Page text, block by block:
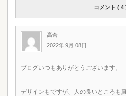
コメント ( 4 )
高倉
2022年 9月 08日
ブログいつもありがとうございます。
デザインもですが、人の良いところも